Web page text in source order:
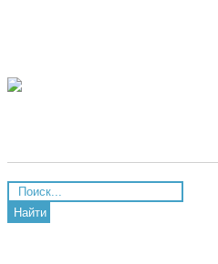
Найти